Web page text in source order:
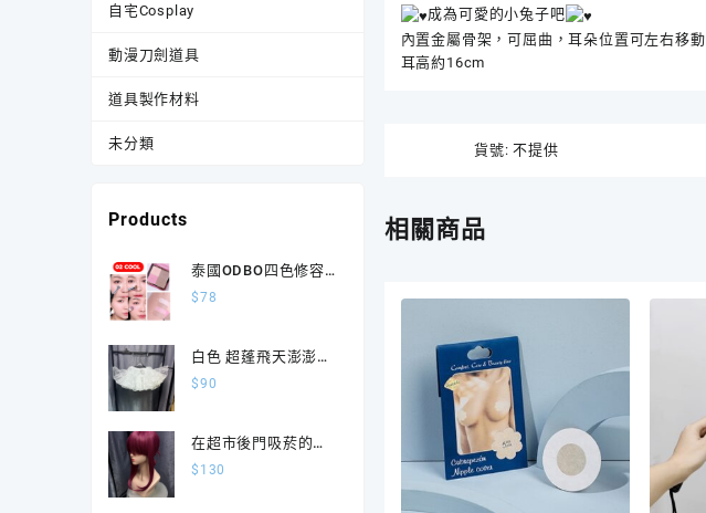
自宅Cosplay
動漫刀劍道具
道具製作材料
未分類
成為可愛的小兔子吧
內置金屬骨架，可屈曲，耳朵位置可左右移動
耳高約16cm
貨號:不提供
相關商品
Products
泰國ODBO四色修容
盤 胭脂陰影四合一
$78
白色 超蓬飛天澎澎裙
撐
$90
在超市後門吸菸的二
人 山田 田山束髮版
$ 130